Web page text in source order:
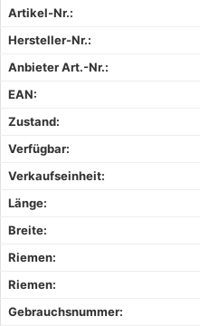
Artikel-Nr.:
Hersteller-Nr.:
Anbieter Art.-Nr.:
EAN:
Zustand:
Verfügbar:
Verkaufseinheit:
Länge:
Breite:
Riemen:
Riemen:
Gebrauchsnummer: